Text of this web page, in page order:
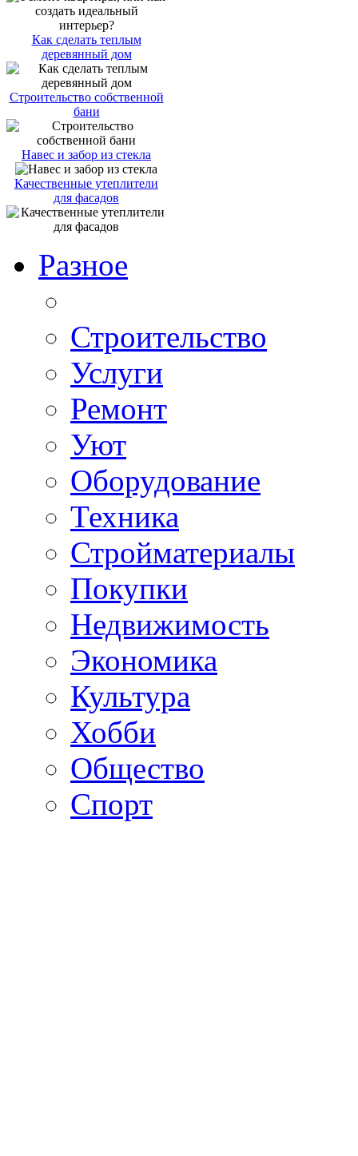
Как сделать теплым
деревянный дом
Строительство собственной
бани
Навес и забор из стекла
Качественные утеплители
для фасадов
Разное
Строительство
Услуги
Ремонт
Уют
Оборудование
Техника
Стройматериалы
Покупки
Недвижимость
Экономика
Культура
Хобби
Общество
Спорт